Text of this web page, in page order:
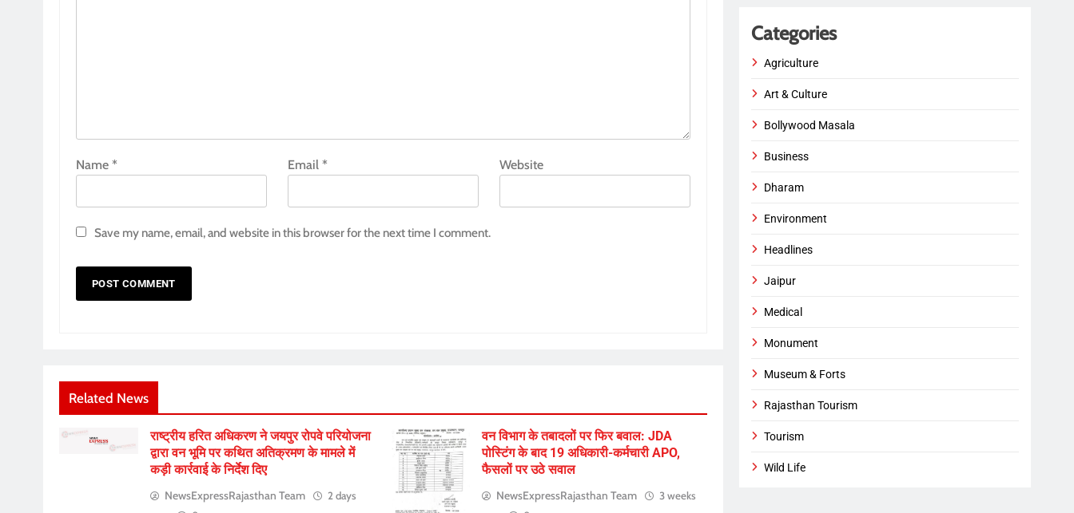
Name * Email* Website
Save my name, email, and website in this browser for the next time I comment.
Related News
राष्ट्रीय हरित अधिकरण ने जयपुर रोपवे परियोजना
द्वारा वन भूमि पर कथित अतिक्रमण के मामले में
कड़ी कार्रवाई के निर्देश दिए
NewsExpressRajasthan Team
2 days
वन विभाग के तबादलों पर फिर बवाल: JDA
पोस्टिंग के बाद 19 अधिकारी-कर्मचारी APO,
फैसलों पर उठे सवाल
NewsExpressRajasthan Team
3 weeks
Categories
Agriculture
Art & Culture
Bollywood Masala
Business
Dharam
Environment
Headlines
Jaipur
Medical
Monument
Museum & Forts
Rajasthan Tourism
Tourism
Wild Life